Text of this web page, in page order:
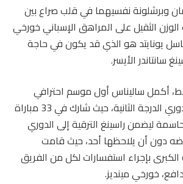
وبرشلونة نفسيهما في قلب صراع بين
الوزن الثقيل على المراهق الإسباني خورخي
يونايتد هو الذي قد يكون في حاجة
سانتاندر الأيسر.
فقط، أكمل ساليناس أول موسم احترافي
كامل له مع أبطال دوري الدرجة الثانية، حيث شارك في 33 مباراة
ليضمن راسينغ الترقية إلى الدوري
دون أن يلاحظها أحد، حيث قامت
بإجراء استفسارات لكل من الفريق
خورخي مينديز.